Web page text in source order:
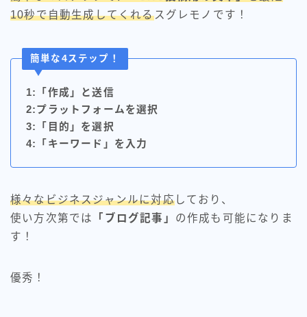
10秒で自動生成してくれるスグレモノです！
簡単な4ステップ！
1:「作成」と送信
2:プラットフォームを選択
3:「目的」を選択
4:「キーワード」を入力
様々なビジネスジャンルに対応しており、
使い方次第では
「ブログ記事」 の作成も可能になりま
す！
優秀！